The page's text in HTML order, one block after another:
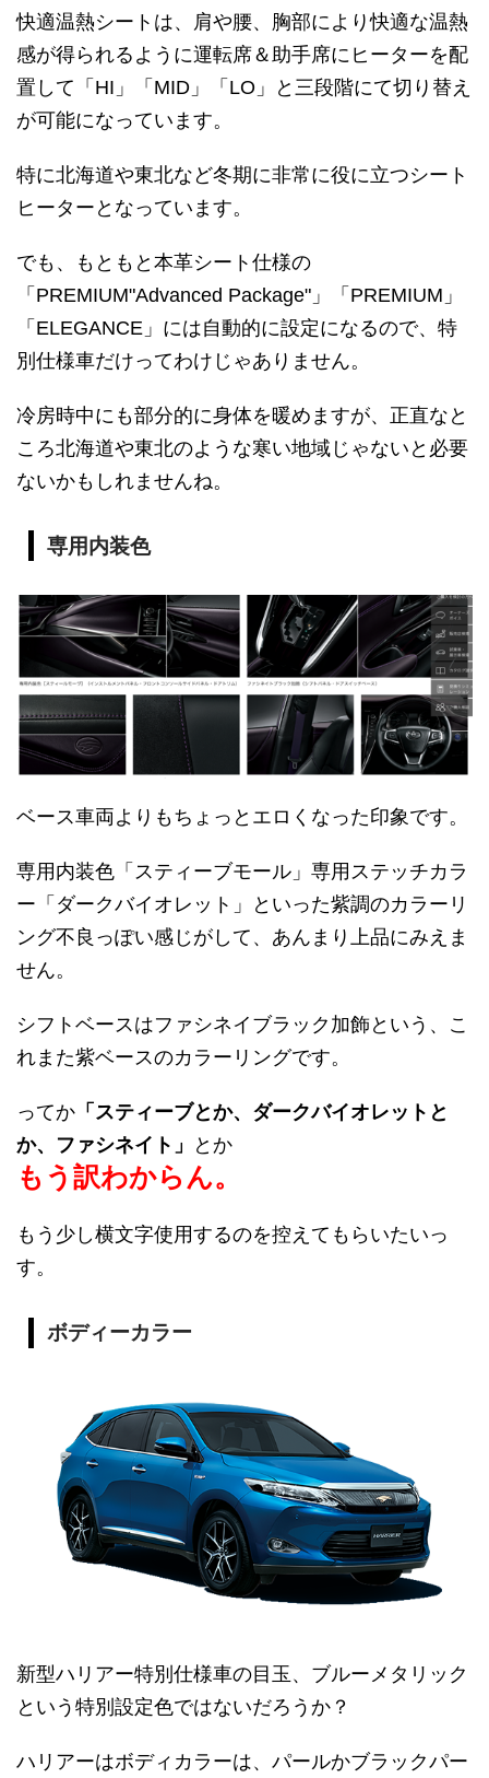
快適温熱シートは、肩や腰、胸部により快適な温熱
感が得られるように運転席＆助手席にヒーターを配
置して「HI」「MID」「LO」と三段階にて切り替え
が可能になっています。
特に北海道や東北など冬期に非常に役に立つシート
ヒーターとなっています。
でも、もともと本革シート仕様の
「PREMIUM"Advanced Package"」「PREMIUM」
「ELEGANCE」には自動的に設定になるので、特
別仕様車だけってわけじゃありません。
冷房時中にも部分的に身体を暖めますが、正直なと
ころ北海道や東北のような寒い地域じゃないと必要
ないかもしれませんね。
専用内装色
ベース車両よりもちょっとエロくなった印象です。
専用内装色「スティーブモール」専用ステッチカラ
ー「ダークバイオレット」といった紫調のカラーリ
ング不良っぽい感じがして、あんまり上品にみえま
せん。
シフトベースはファシネイブラック加飾という、こ
れまた紫ベースのカラーリングです。
ってか 「スティーブとか、ダークバイオレットと
か、ファシネイト」
とか
もう訳わからん。
もう少し横文字使用するのを控えてもらいたいっ
す。
ボディーカラー
新型ハリアー特別仕様車の目玉、ブルーメタリック
という特別設定色ではないだろうか？
ハリアーはボディカラーは、パールかブラックパー